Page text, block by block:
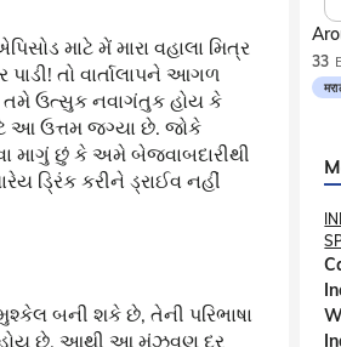
માટે મેં મારા વહાલા મિત્ર
તો વાર્તાલાપને આગળ
તમે ઉત્સુક નવાગંતુક હોય કે
આ ઉત્તમ જગ્યા છે. જોકે
માગું છું કે અમે બેજવાબદારીથી
ડ્રિંક કરીને ડ્રાઈવ નહીં
બની શકે છે, તેની પરિભાષા
હોય છે. આથી આ મૂંઝવણ દૂર
33